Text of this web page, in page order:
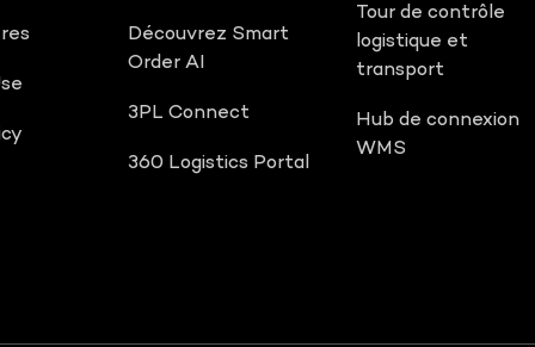
Découvrez Smart
Order AI
3PL Connect
360 Logistics Portal
Tour de contrôle
logistique et
transport
Hub de connexion
WMS